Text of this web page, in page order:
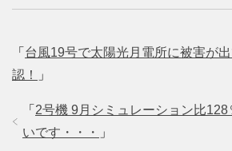
「 台風19号で太陽光月電所に被害が
認！
」
「 2号機 9月シミュレーション比128
いです・・・
」